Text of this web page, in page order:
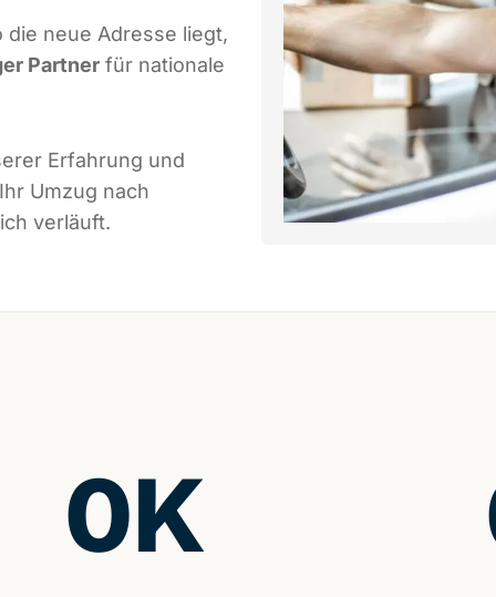
die neue Adresse liegt,
Partner für nationale
Erfahrung und
Umzug nach
verläuft.
0K